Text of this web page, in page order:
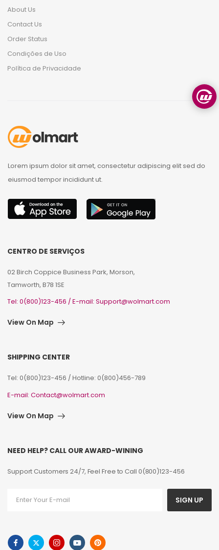
About Us
Contact Us
Order Status
Condições de Uso
Política de Privacidade
Lorem ipsum dolor sit amet, consectetur adipiscing elit sed do
eiusmod tempor incididunt ut.
CENTRO DE SERVIÇOS
02 Birch Coppice Business Park, Morson,
Tamworth, B78 1SE
Tel: 0(800)123-456 / E-mail: Support@wolmart.com
View On Map
SHIPPING CENTER
Tel: 0(800)123-456 / Hotline: 0(800)456-789
E-mail: Contact@wolmart.com
View On Map
NEED HELP? CALL OUR AWARD-WINING
Support Customers 24/7, Feel Free to Call 0(800)123-456
SIGN UP